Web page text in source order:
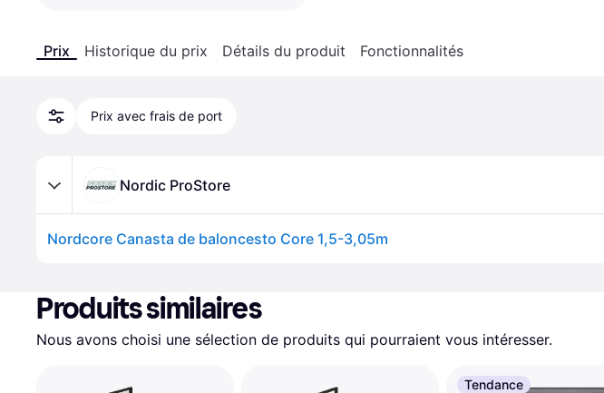
Prix Historique du prix Détails du produit Fonctionnalités
Prix avec frais de port
Nordic ProStore
Nordcore Canasta de baloncesto Core 1,5-3,05m
Produits similaires
Nous avons choisi une sélection de produits qui pourraient vous intéresser.
Tendance